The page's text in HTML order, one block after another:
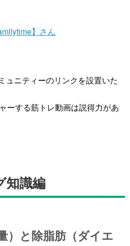
】さん
ュニティーのリンクを設置いた
ーする筋トレ動画は説得力があ
知識編
）と除脂肪（ダイエ